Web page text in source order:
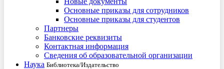
Основные приказы для сотрудников
Основные приказы для студентов
Партнеры
Банковские реквизиты
Контактная информация
Сведения об образовательной организации
Наука Библиотека/Издательство